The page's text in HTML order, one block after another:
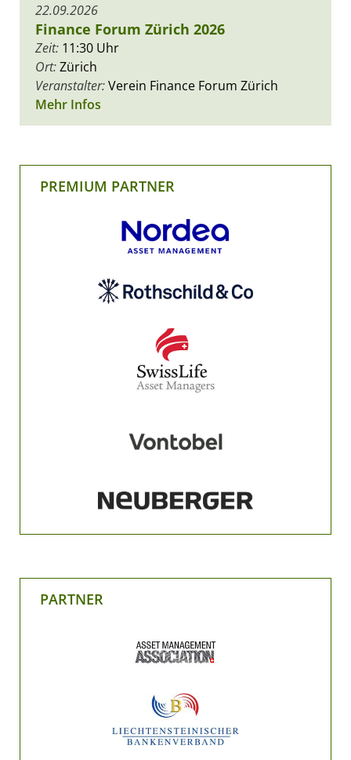
22.09.2026
Finance Forum Zürich 2026
Zeit: 11:30 Uhr
Ort:Zürich
Veranstalter:Verein Finance Forum Zürich
Mehr Infos
PREMIUM PARTNER
PARTNER